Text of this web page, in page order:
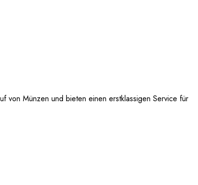
von Münzen und bieten einen erstklassigen Service für